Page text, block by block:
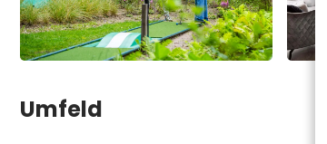
Umfeld